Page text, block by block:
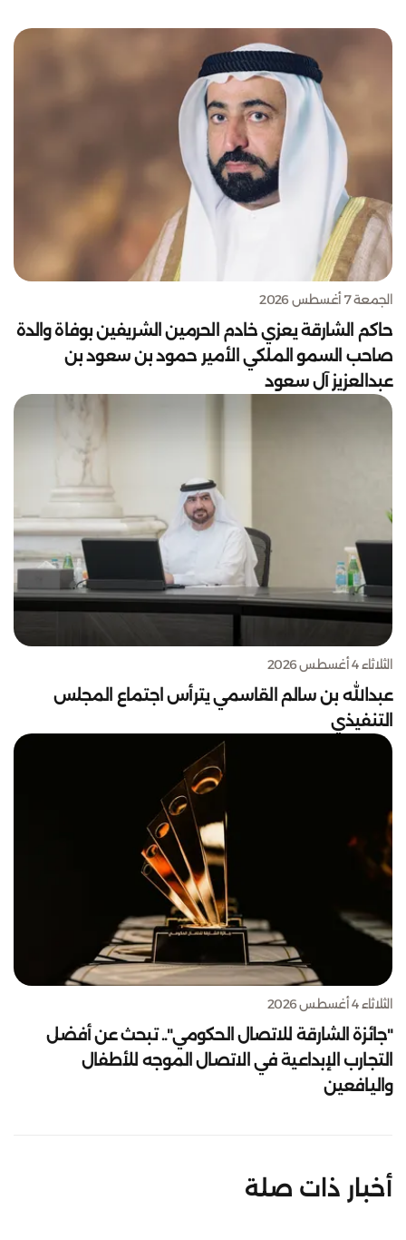
الجمعة 7 أغسطس 2026
حاكم الشارقة يعزي خادم الحرمين الشريفين بوفاة والدة
صاحب السمو الملكي الأمير حمود بن سعود بن
عبدالعزيز آل سعود
الثلاثاء 4 أغسطس 2026
عبدالله بن سالم القاسمي يترأس اجتماع المجلس
التنفيذي
الثلاثاء 4 أغسطس 2026
"جائزة الشارقة للاتصال الحكومي".. تبحث عن أفضل
التجارب الإبداعية في الاتصال الموجه للأطفال
واليافعين
أخبار ذات صلة